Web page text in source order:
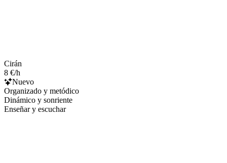
Cirán
8 €/h
Nuevo
Organizado y metódico
Dinámico y sonriente
Enseñar y escuchar